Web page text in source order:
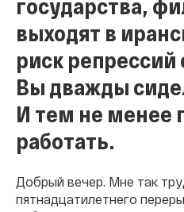
государства,
выходят в
риск репрессий
Вы дважды
И тем не менее
работать.
Добрый вечер. Мне так
пятнадцатилетнего